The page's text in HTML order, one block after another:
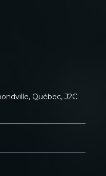
Québec, J2C